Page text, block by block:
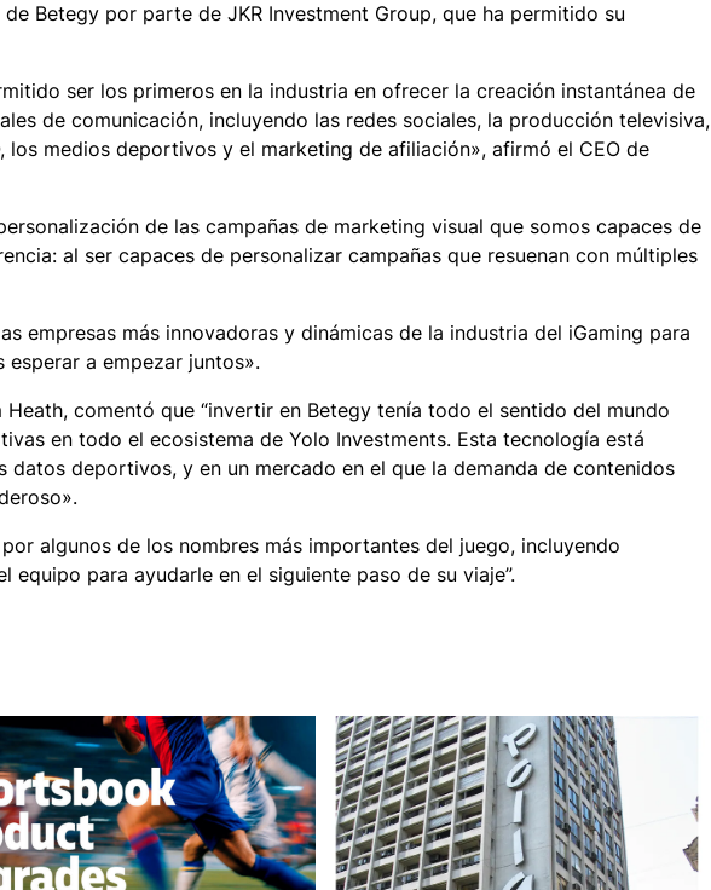
Betegy por parte de JKR Investment Group, que ha permitido su
ser los primeros en la industria en ofrecer la creación instantánea de
de comunicación, incluyendo las redes sociales, la producción televisiva,
medios deportivos y el marketing de afiliación», afirmó el CEO de
de las campañas de marketing visual que somos capaces de
al ser capaces de personalizar campañas que resuenan con múltiples
empresas más innovadoras y dinámicas de la industria del iGaming para
a empezar juntos».
comentó que “invertir en Betegy tenía todo el sentido del mundo
en todo el ecosistema de Yolo Investments. Esta tecnología está
deportivos, y en un mercado en el que la demanda de contenidos
algunos de los nombres más importantes del juego, incluyendo
para ayudarle en el siguiente paso de su viaje”.